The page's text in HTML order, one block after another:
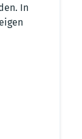
In